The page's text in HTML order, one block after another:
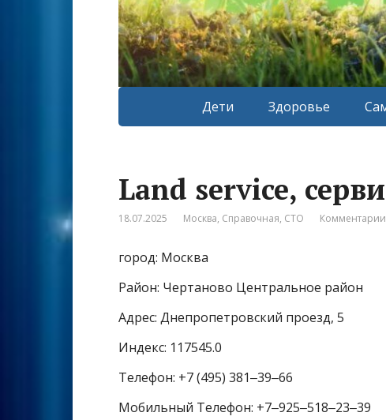
Дети Здоровье
Land service,
18.07.2025 Москва, Справочная, СТО
город: Москва
Район: Чертаново Центральное район
Адрес: Днепропетровский проезд, 5
Индекс: 117545.0
Телефон: +7 (495) 381‒39‒66
Мобильный Телефон: +7‒925‒518‒23‒39